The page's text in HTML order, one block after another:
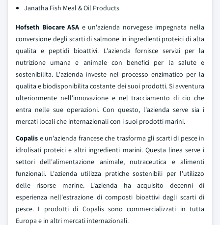
Janatha Fish Meal & Oil Products
Hofseth Biocare ASA e un'azienda norvegese impegnata nella
conversione degli scarti di salmone in ingredienti proteici di alta
qualita e peptidi bioattivi. L'azienda fornisce servizi per la
nutrizione umana e animale con benefici per la salute e
sostenibilita. L'azienda investe nel processo enzimatico per la
qualita e biodisponibilita costante dei suoi prodotti. Si avventura
ulteriormente nell'innovazione e nel tracciamento di cio che
entra nelle sue operazioni. Con questo, l'azienda serve sia i
mercati locali che internazionali con i suoi prodotti marini.
Copalis e un'azienda francese che trasforma gli scarti di pesce in
idrolisati proteici e altri ingredienti marini. Questa linea serve i
settori dell'alimentazione animale, nutraceutica e alimenti
funzionali. L'azienda utilizza pratiche sostenibili per l'utilizzo
delle risorse marine. L'azienda ha acquisito decenni di
esperienza nell'estrazione di composti bioattivi dagli scarti di
pesce. I prodotti di Copalis sono commercializzati in tutta
Europa e in altri mercati internazionali.